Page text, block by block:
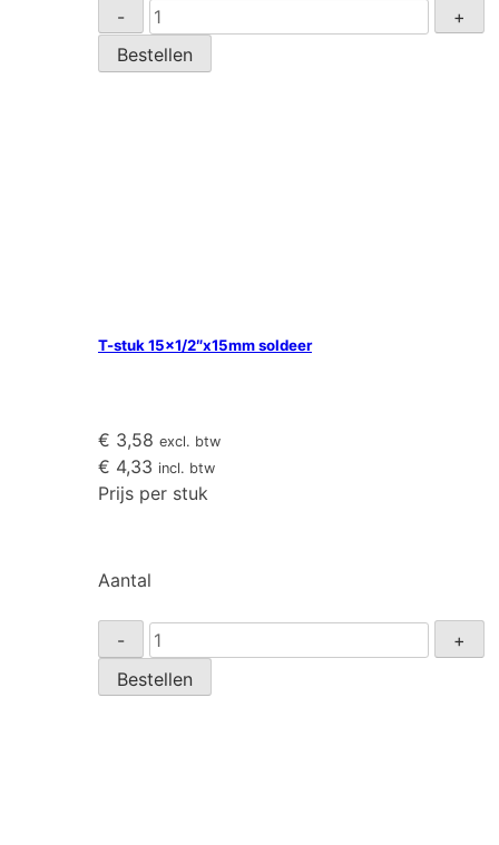
-
T-
stuk
15x3/8"x15mm
+
Bestellen
T-stuk 15×1/2″x15mm soldeer
€ 3,58 excl. btw
€ 4,33 incl. btw
Prijs per stuk
Aantal
-
T-
stuk
15x1/2"x15mm
+
Bestellen